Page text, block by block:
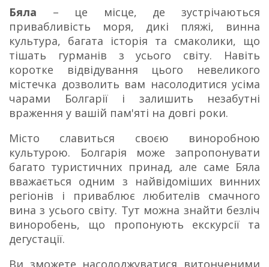
Бяла – це місце, де зустрічаються
привабливість моря, дикі пляжі, винна
культура, багата історія та смаколики, що
тішать гурманів з усього світу. Навіть
коротке відвідування цього невеликого
містечка дозволить вам насолодитися усіма
чарами Болгарії і залишить незабутні
враження у вашій пам'яті на довгі роки.
Місто славиться своєю виноробною
культурою. Болгарія може запропонувати
багато туристичних принад, але саме Бяла
вважається одним з найвідоміших винних
регіонів і приваблює любителів смачного
вина з усього світу. Тут можна знайти безліч
виноробень, що пропонують екскурсії та
дегустації.
Ви зможете насолоджуватися витонченими